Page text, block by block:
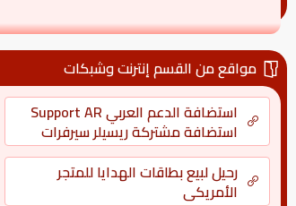
مواقع من القسم إنترنت وشبكات
استضافة الدعم العربي Support AR
استضافة مشتركة ريسيلر سيرفرات
كاملة كلاود حماية دعم فني
رحيل لبيع بطاقات الهدايا للمتجر
الأمريكي